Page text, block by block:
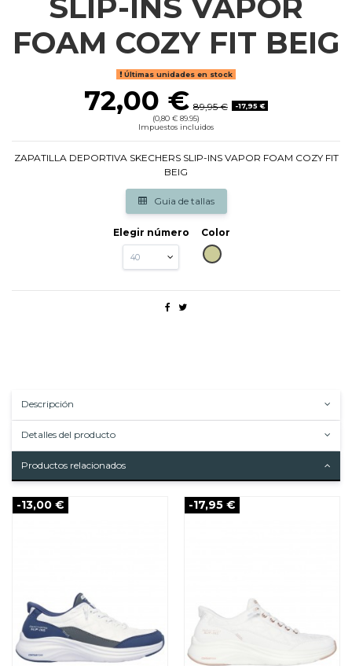
SLIP-INS VAPOR
FOAM COZY FIT BEIG
Últimas unidades en stock
72,00 € 89,95 €
-17,95 €
(0,80 € 89.95)
Impuestos incluidos
ZAPATILLA DEPORTIVA SKECHERS SLIP-INS VAPOR FOAM COZY FIT
BEIG
Guia de tallas
Elegir número
Color
BEIG
Descripción
Detalles del producto
Productos relacionados
-13,00 € -17,95 €